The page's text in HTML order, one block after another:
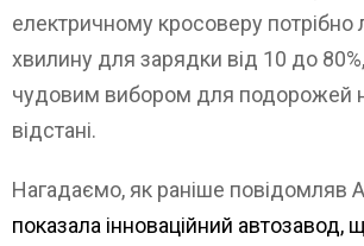
електричному кросоверу потрібно
хвилину для зарядки від 10 до
чудовим вибором для подорожей
відстані.
Нагадаємо, як раніше повідомляв
показала інноваційний автозавод,